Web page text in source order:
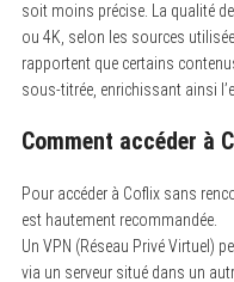
soit moins précise. La qualité
ou 4K, selon les sources
rapportent que certains
sous-titrée, enrichissant ainsi
Comment accéder à
Pour accéder à Coflix sans
est hautement recommandée.
Un VPN (Réseau Privé Virtuel)
via un serveur situé dans un